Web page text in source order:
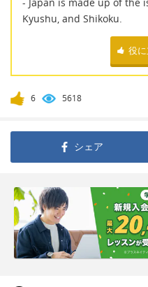
Kyushu, and Shikoku.
役
6 5618
シェア